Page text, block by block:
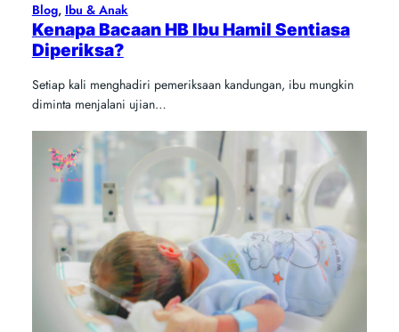
Blog, Ibu & Anak
Kenapa Bacaan HB Ibu Hamil Sentiasa
Diperiksa?
Setiap kali menghadiri pemeriksaan kandungan, ibu mungkin
diminta menjalani ujian…